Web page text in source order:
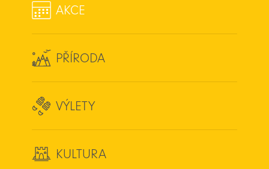
AKCE
PŘÍRODA
VÝLETY
KULTURA